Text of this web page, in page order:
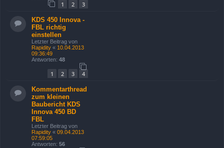
1 2 3
KDS 450 Innova -
FBL richtig
einstellen
Letzter Beitrag von
Rapidity « 10.04.2013
09:36:49
Antworten: 48
1 2 3 4
Kommentarthread
zum kleinen
Baubericht KDS
Innova 450 BD
FBL
Letzter Beitrag von
Rapidity « 09.04.2013
07:59:05
Antworten: 56